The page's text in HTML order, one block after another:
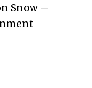
Snow –